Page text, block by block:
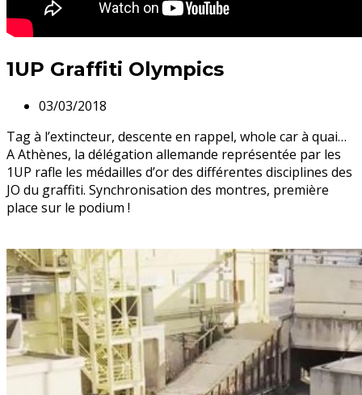
1UP Graffiti Olympics
03/03/2018
Tag à l’extincteur, descente en rappel, whole car à quai…
A Athènes, la délégation allemande représentée par les
1UP rafle les médailles d’or des différentes disciplines des
JO du graffiti. Synchronisation des montres, première
place sur le podium !